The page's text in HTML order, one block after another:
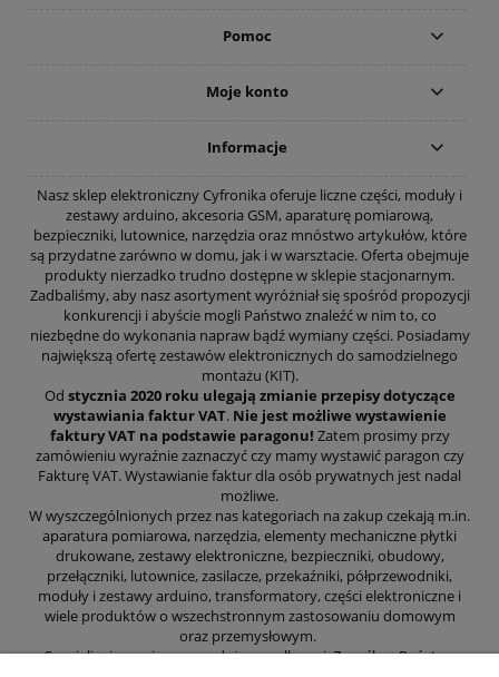
Pomoc
Moje konto
Informacje
Nasz sklep elektroniczny Cyfronika oferuje liczne części, moduły i
zestawy arduino, akcesoria GSM, aparaturę pomiarową,
bezpieczniki, lutownice, narzędzia oraz mnóstwo artykułów, które
są przydatne zarówno w domu, jak i w warsztacie. Oferta obejmuje
produkty nierzadko trudno dostępne w sklepie stacjonarnym.
Zadbaliśmy, aby nasz asortyment wyróżniał się spośród propozycji
konkurencji i abyście mogli Państwo znaleźć w nim to, co
niezbędne do wykonania napraw bądź wymiany części. Posiadamy
największą ofertę zestawów elektronicznych do samodzielnego
montażu (KIT).
Od stycznia 2020 roku ulegają zmianie przepisy dotyczące
wystawiania faktur VAT. Nie jest możliwe wystawienie
faktury VAT na podstawie paragonu! Zatem prosimy przy
zamówieniu wyraźnie zaznaczyć czy mamy wystawić paragon czy
Fakturę VAT. Wystawianie faktur dla osób prywatnych jest nadal
możliwe.
W wyszczególnionych przez nas kategoriach na zakup czekają m.in.
aparatura pomiarowa, narzędzia, elementy mechaniczne płytki
drukowane, zestawy elektroniczne, bezpieczniki, obudowy,
przełączniki, lutownice, zasilacze, przekaźniki, półprzewodniki,
moduły i zestawy arduino, transformatory, części elektroniczne i
wiele produktów o wszechstronnym zastosowaniu domowym
oraz przemysłowym.
Specjalizujemy się w sprzedaży wysyłkowej. Z myślą o Państwa